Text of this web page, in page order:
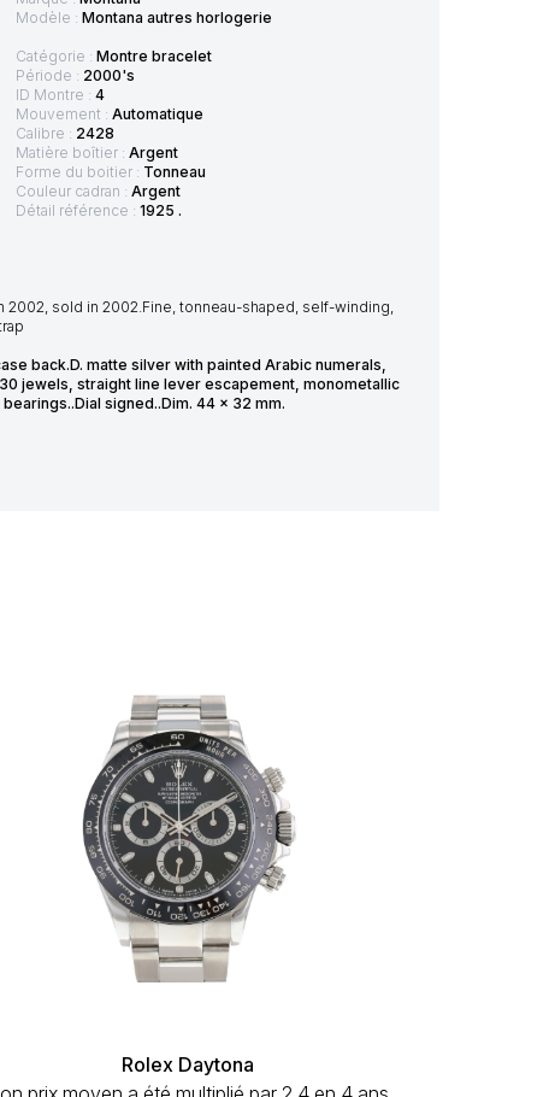
Modèle : Montana autres horlogerie
Catégorie : Montre bracelet
Période : 2000's
ID Montre : 4
Mouvement : Automatique
Calibre : 2428
Matière boîtier : Argent
Forme du boitier : Tonneau
Couleur cadran : Argent
Détail référence : 1925 .
2002, sold in 2002.Fine, tonneau-shaped, self-winding,
back.D. matte silver with painted Arabic numerals,
jewels, straight line lever escapement, monometallic
signed..Dim. 44 x 32 mm.
Rolex Daytona